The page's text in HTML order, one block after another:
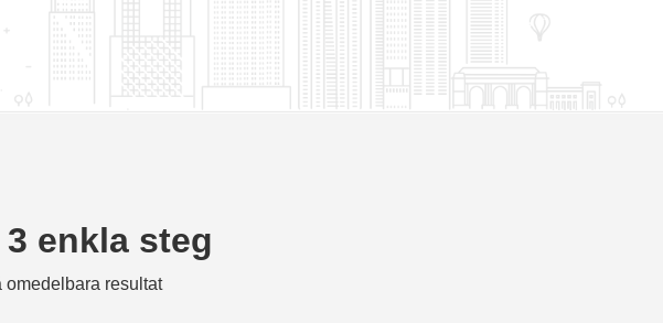
enkla steg
omedelbara resultat